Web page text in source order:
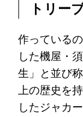
トリー
作っている
した機屋・
生」と並び
上の歴史を
したジャカ